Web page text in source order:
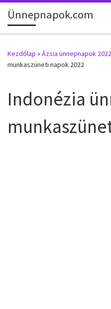
Skip to content
Ünnepnapok.com
Kezdőlap »Ázsia ünnepnapok 2022
munkaszüneti napok 2022
Indonézia